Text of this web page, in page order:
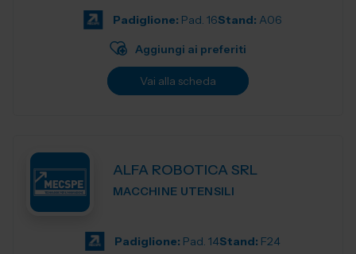
Padiglione: Pad. 16Stand: A06
Aggiungi ai preferiti
Vai alla scheda
ALFA ROBOTICA SRL
MACCHINE UTENSILI
Padiglione: Pad. 14Stand: F24